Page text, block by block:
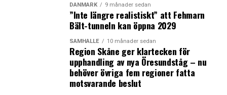
– Vi tycker att det är mycket relevant att starta
samarbetet över Öresund på det här området, för det är
så meningsfullt. Det är ett område där vi kan börja
samarbeta på ett praktiskt, konkret plan och börja
skapa tillväxt för våra företag, säger Jakob Norman-
Hansen. (News Øresund – Anna Palmehag)
DANMARK 9 månader sedan
”Inte längre realistiskt” att Fehmarn
Bält-tunneln kan öppna 2029
SAMHÄLLE 10 månader sedan
Region Skåne ger klartecken för
upphandling av nya Öresundståg – nu
behöver övriga fem regioner fatta
motsvarande beslut